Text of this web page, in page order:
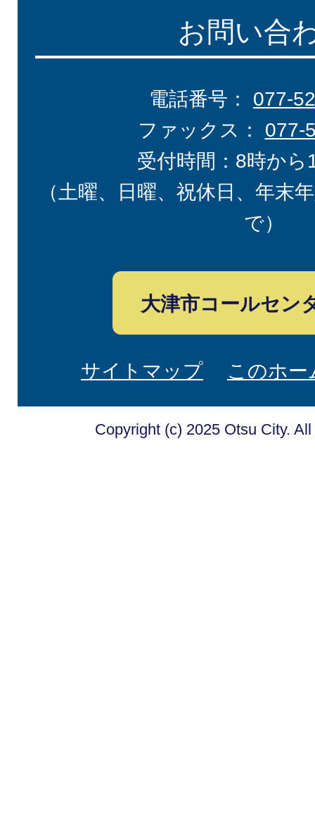
お問い合
電話番号： 077-
ファックス： 077-
受付時間：8時から
（土曜、日曜、祝休日、年末
で）
大津市コールセン
サイトマップ このホ
Copyright (c) 2025 Otsu City.